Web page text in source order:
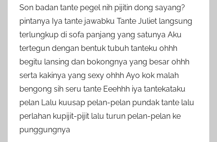
Son badan tante pegel nih pijitin dong sayang?
pintanya Iya tante jawabku Tante Juliet langsung
terlungkup di sofa panjang yang satunya Aku
tertegun dengan bentuk tubuh tanteku ohhh
begitu lansing dan bokongnya yang besar ohhh
serta kakinya yang sexy ohhh Ayo kok malah
bengong sih seru tante Eeehhh iya tantekataku
pelan Lalu kuusap pelan-pelan pundak tante lalu
perlahan kupijit-pijit lalu turun pelan-pelan ke
punggungnya